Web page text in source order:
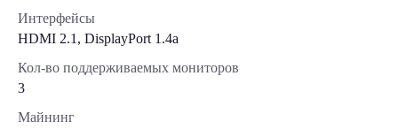
Интерфейсы
HDMI 2.1, DisplayPort 1.4a
Кол-во поддерживаемых мониторов
3
Майнинг